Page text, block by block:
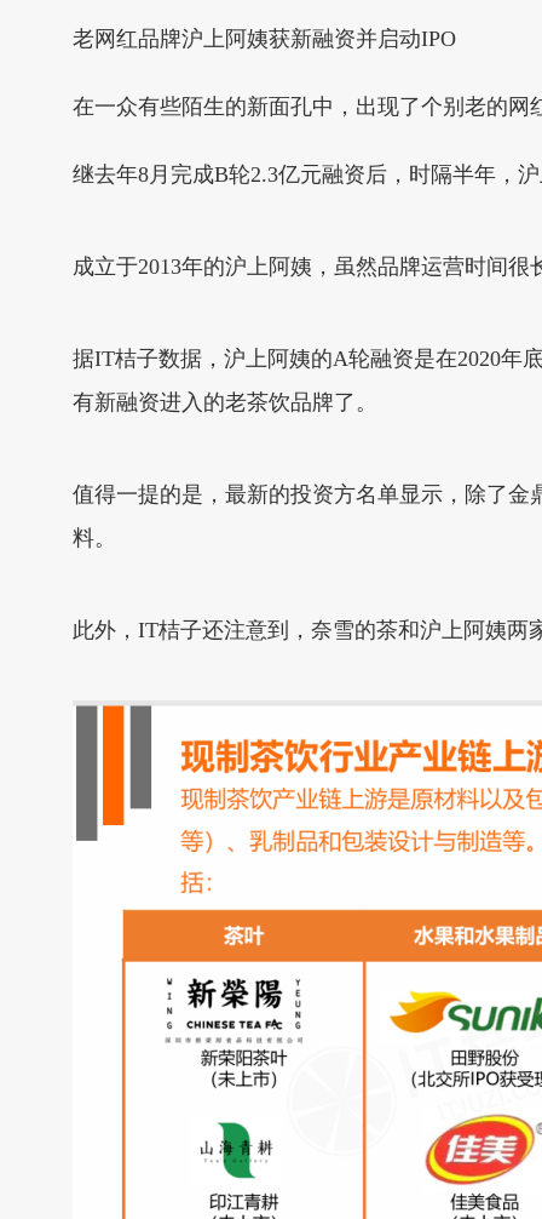
老网红品牌沪上阿姨获新融资并启动IPO
在一众有些陌生的新面孔中，出现了个别老的
继去年8月完成B轮2.3亿元融资后，时隔半年，
成立于2013年的沪上阿姨，虽然品牌运营时间
据IT桔子数据，沪上阿姨的A轮融资是在2020年
有新融资进入的老茶饮品牌了。
值得一提的是，最新的投资方名单显示，除了
料。
此外，IT桔子还注意到，奈雪的茶和沪上阿姨两